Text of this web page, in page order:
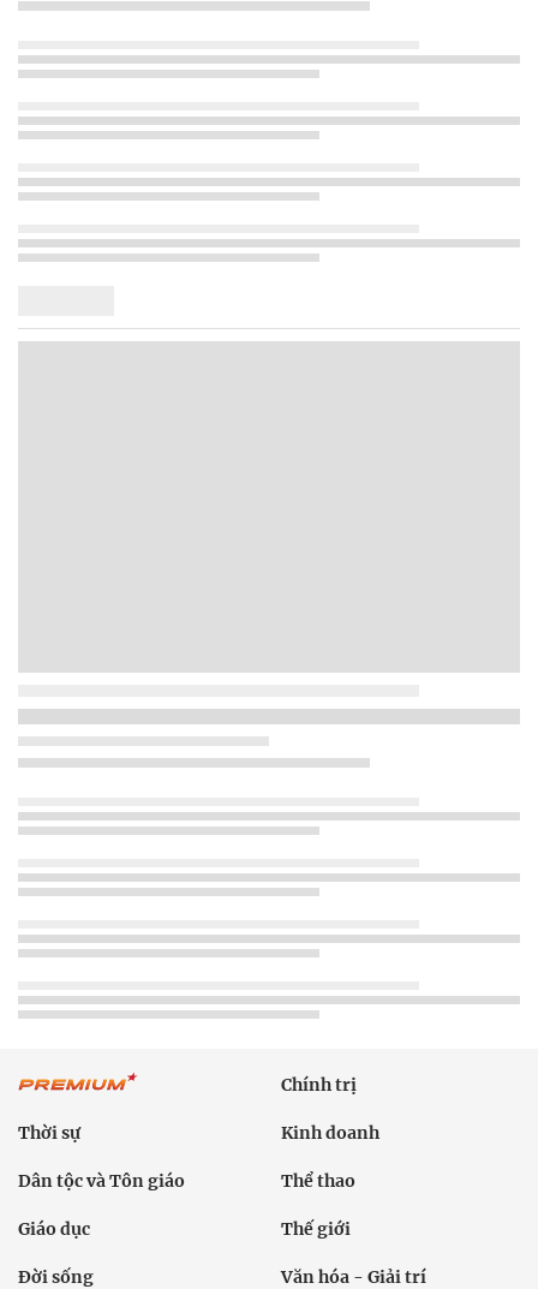
Chính trị
Thời sự Kinh doanh
Dân tộc và Tôn giáo Thể thao
Giáo dục Thế giới
Đời sống Văn hóa - Giải trí